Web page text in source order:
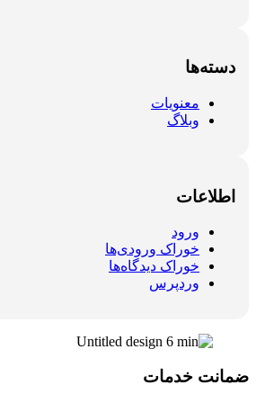
دسته‌ها
معنویات
وبلاگ
اطلاعات
ورود
خوراک ورودی‌ها
خوراک دیدگاه‌ها
وردپرس
ضمانت خدمات